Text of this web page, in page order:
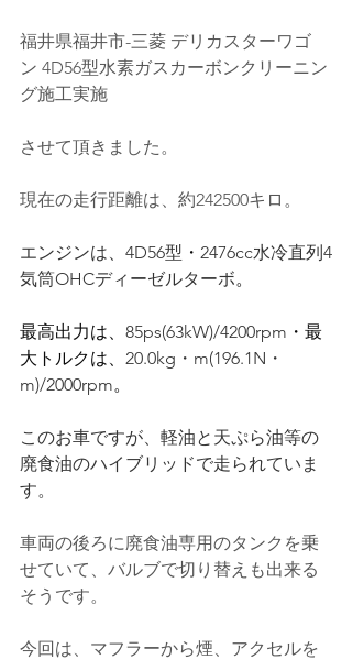
福井県福井市-三菱 デリカスターワゴ
ン 4D56型水素ガスカーボンクリーニン
グ施工実施
させて頂きました。
現在の走行距離は、約242500キロ。
エンジンは、4D56型 ・ 2476cc水冷直列4
気筒OHCディーゼルターボ。
最高出力は、 85ps(63kW)/4200rpm ・最
大トルクは、 20.0kg・m(196.1N・
m)/2000rpm。
このお車ですが、軽油と天ぷら油等の
廃食油のハイブリッドで走られていま
す。
車両の後ろに廃食油専用のタンクを乗
せていて、バルブで切り替えも出来る
そうです。
今回は、マフラーから煙、アクセルを